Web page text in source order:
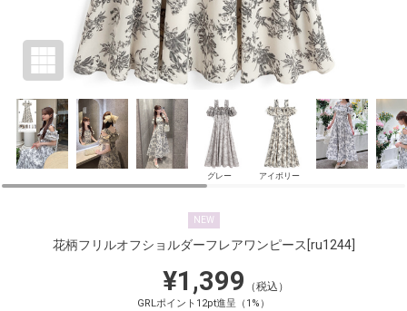
グレー アイボリー
NEW
花柄フリルオフショルダーフレアワンピース [ru1244]
¥1,399 （税込）
GRLポイント12pt進呈（1%）